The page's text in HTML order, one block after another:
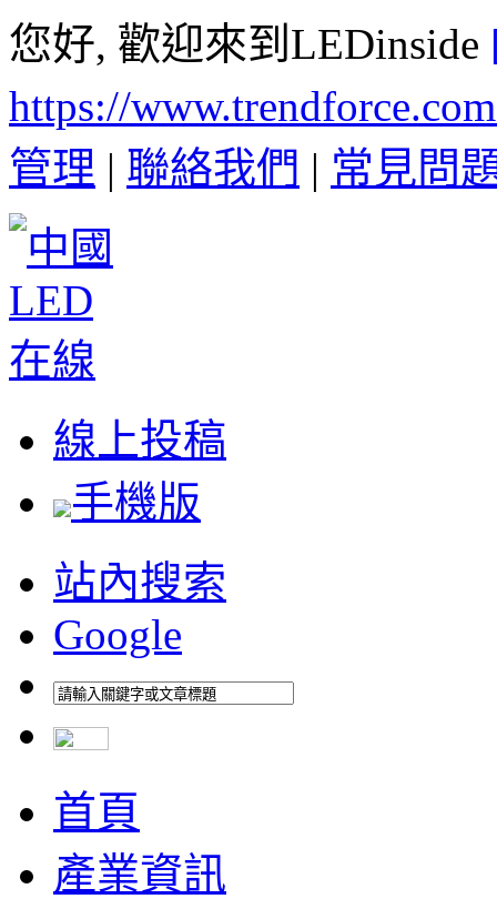
您好, 歡迎來到LEDinside
https://
管理 | 聯絡我們 | 常見問
線上投稿
手機版
站內搜索
Google
首頁
產業資訊